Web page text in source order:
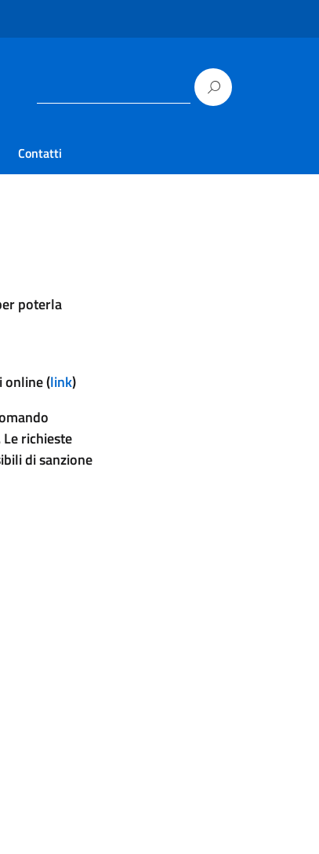
Contatti
poterla
online (link)
richieste
di sanzione